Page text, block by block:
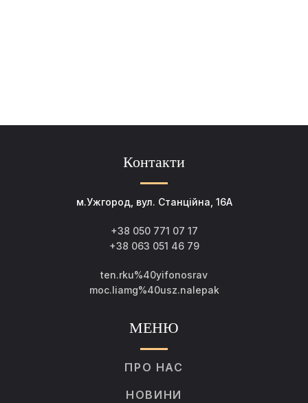
Контакти
м.Ужгород, вул. Станційна, 16А
+38 050 771 07 17
+38 063 051 46 79
ten.rku%40yifonosrav
moc.liamg%40usz.nalepak
МЕНЮ
ПРО НАС
НОВИНИ